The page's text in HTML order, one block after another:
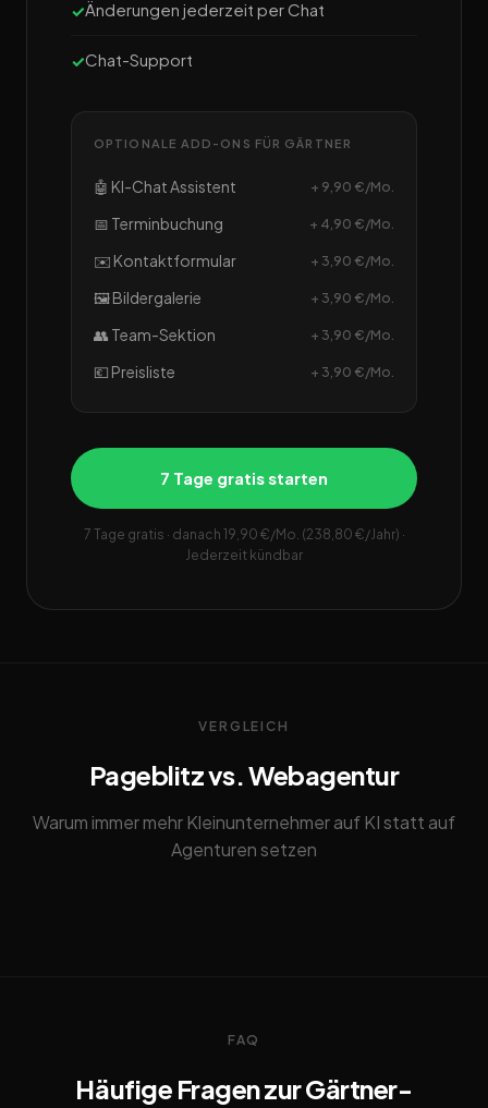
Änderungen jederzeit per Chat
Chat-Support
OPTIONALE ADD-ONS FÜR GÄRTNER
🤖 KI-Chat Assistent + 9,90 €/Mo.
📅 Terminbuchung + 4,90 €/Mo.
✉️ Kontaktformular + 3,90 €/Mo.
🖼️ Bildergalerie + 3,90 €/Mo.
👥 Team-Sektion + 3,90 €/Mo.
💶 Preisliste + 3,90 €/Mo.
7 Tage gratis starten
7 Tage gratis · danach 19,90 €/Mo. (238,80 €/Jahr) ·
Jederzeit kündbar
VERGLEICH
Pageblitz vs. Webagentur
Warum immer mehr Kleinunternehmer auf KI statt auf
Agenturen setzen
FAQ
Häufige Fragen zur Gärtner-